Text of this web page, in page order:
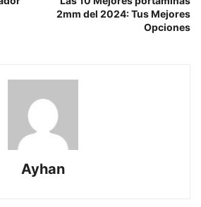
2mm del 2024: Tus Mejores
Opciones
Ayhan